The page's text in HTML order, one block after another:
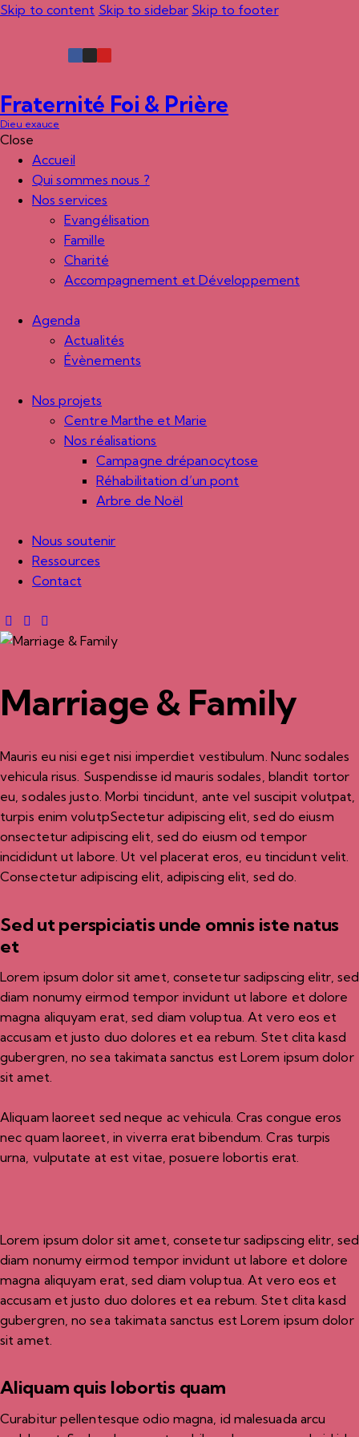
Skip to content Skip to sidebar Skip to footer
Fraternité Foi & Prière
Dieu exauce
Close
Accueil
Qui sommes nous ?
Nos services
Evangélisation
Famille
Charité
Accompagnement et Développement
Agenda
Actualités
Évènements
Nos projets
Centre Marthe et Marie
Nos réalisations
Campagne drépanocytose
Réhabilitation d’un pont
Arbre de Noël
Nous soutenir
Ressources
Contact
Marriage & Family
Mauris eu nisi eget nisi imperdiet vestibulum. Nunc sodales
vehicula risus. Suspendisse id mauris sodales, blandit tortor
eu, sodales justo. Morbi tincidunt, ante vel suscipit volutpat,
turpis enim volutpSectetur adipiscing elit, sed do eiusm
onsectetur adipiscing elit, sed do eiusm od tempor
incididunt ut labore. Ut vel placerat eros, eu tincidunt velit.
Consectetur adipiscing elit, adipiscing elit, sed do.
Sed ut perspiciatis unde omnis iste natus
et
Lorem ipsum dolor sit amet, consetetur sadipscing elitr, sed
diam nonumy eirmod tempor invidunt ut labore et dolore
magna aliquyam erat, sed diam voluptua. At vero eos et
accusam et justo duo dolores et ea rebum. Stet clita kasd
gubergren, no sea takimata sanctus est Lorem ipsum dolor
sit amet.
Aliquam laoreet sed neque ac vehicula. Cras congue eros
nec quam laoreet, in viverra erat bibendum. Cras turpis
urna, vulputate at est vitae, posuere lobortis erat.
Lorem ipsum dolor sit amet, consetetur sadipscing elitr, sed
diam nonumy eirmod tempor invidunt ut labore et dolore
magna aliquyam erat, sed diam voluptua. At vero eos et
accusam et justo duo dolores et ea rebum. Stet clita kasd
gubergren, no sea takimata sanctus est Lorem ipsum dolor
sit amet.
Aliquam quis lobortis quam
Curabitur pellentesque odio magna, id malesuada arcu